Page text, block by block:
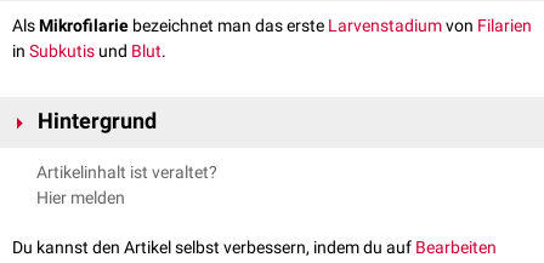
AlsMikrofilarie bezeichnet man das erste Larvenstadiumvon Filarien
in Subkutis und Blut.
Hintergrund
Die Mikrofilarien sind ein wichtiger Entwicklungsschritt im
Vermehrungszyklus der
werden sie von blutsaugenden
Vektoren
aufgenommen. Die
Artikelinhalt ist veraltet?
Hier melden
Du kannst den Artikel selbst verbessern, indem du auf Bearbeiten